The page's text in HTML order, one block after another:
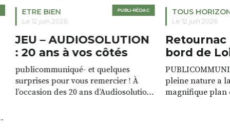
PUBLI-RÉDAC
ETRE BIEN
Le 12 juin 2026
JEU – AUDIOSOLUTION
: 20 ans à vos côtés
publicommuniqué- et quelques
surprises pour vous remercier ! À
l’occasion des 20 ans d’Audiosolution,
TOUS
Le 12 juin 2026
Retournac
bord de
pleine nature a
magnifique plan